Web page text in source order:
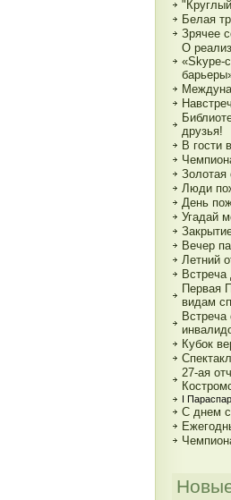
Белая
Зрячее
О
«Skype-
друзья!
В гости
Золотая
Люди
День
Угадай
Вечер
Летний
Встреча
Первая
видам
Встреча
Кубок
27-ая
I
С днем